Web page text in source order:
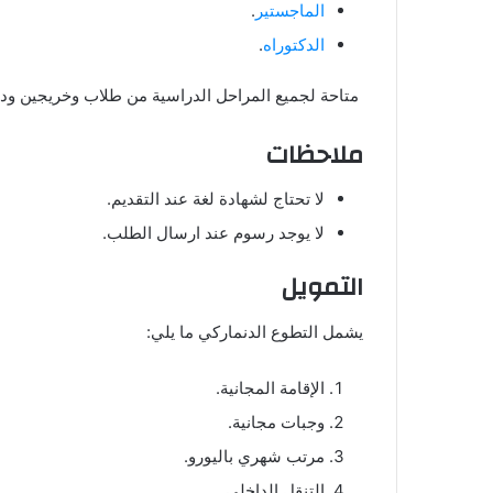
الماجستير .
الدكتوراه.
متاحة لجميع المراحل الدراسية من طلاب وخريجين
ملاحظات
لا تحتاج لشهادة لغة عند التقديم.
لا يوجد رسوم عند ارسال الطلب.
التمويل
يشمل التطوع الدنماركي ما يلي:
الإقامة المجانية.
وجبات مجانية.
مرتب شهري باليورو.